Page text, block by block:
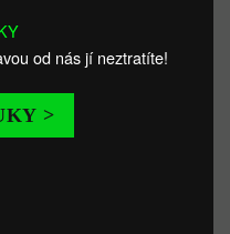
od nás jí neztratíte!
>